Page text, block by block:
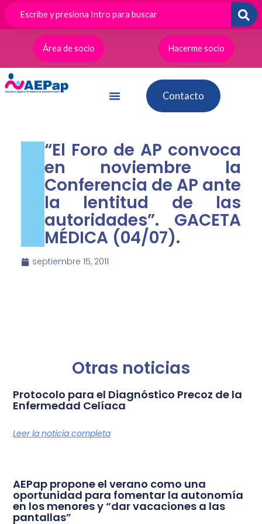
contenido
Área de socio
Hacerme socio
Contacto
“El Foro de AP convoca
en noviembre la
Conferencia de AP ante
la lentitud de las
autoridades”. GACETA
MÉDICA (04/07).
septiembre 15, 2011
Otras noticias
Protocolo para el Diagnóstico Precoz de la
Enfermedad Celíaca
Leer la noticia completa
AEPap propone el verano como una
oportunidad para fomentar la autonomía
en los menores y “dar vacaciones a las
pantallas”